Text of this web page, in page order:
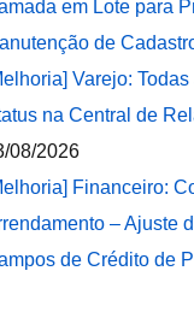
em Lote para
de
Varejo:
na Central de
08/2026
Financeiro:
– Ajuste
de Crédito de